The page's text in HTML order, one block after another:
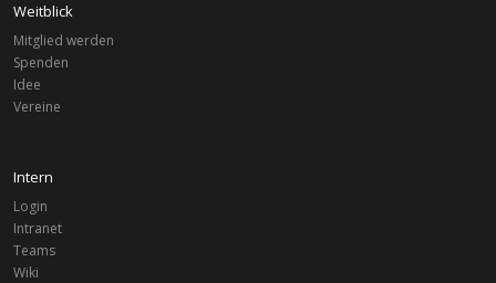
Weitblick
Mitglied werden
Spenden
Idee
Vereine
Intern
Login
Intranet
Teams
Wiki